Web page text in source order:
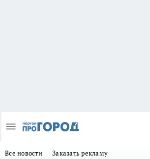
Все новости Заказать рекламу